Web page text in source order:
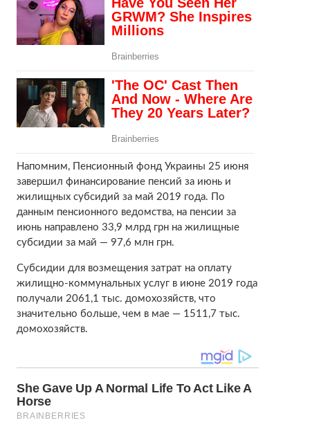
Напомним, Пенсионный фонд Украины 25 июня
завершил финансирование пенсий за июнь и
жилищных субсидий за май 2019 года. По
данным пенсионного ведомства, на пенсии за
июнь направлено 33,9 млрд грн на жилищные
субсидии за май — 97,6 млн грн.
Субсидии для возмещения затрат на оплату
жилищно-коммунальных услуг в июне 2019 года
получали 2061,1 тыс. домохозяйств, что
значительно больше, чем в мае — 1511,7 тыс.
домохозяйств.